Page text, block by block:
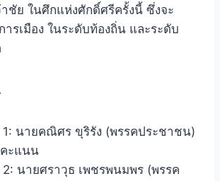
ชัย ในศึกแห่งศักดิ์ศรีครั้งนี้ ซึ่งจะ
รเมือง ในระดับท้องถิ่น และระดับ
1: นายคณิศร ขุริรัง (พรรคประชาชน)
คะแนน
2: นายศราวุธ เพชรพนมพร (พรรค